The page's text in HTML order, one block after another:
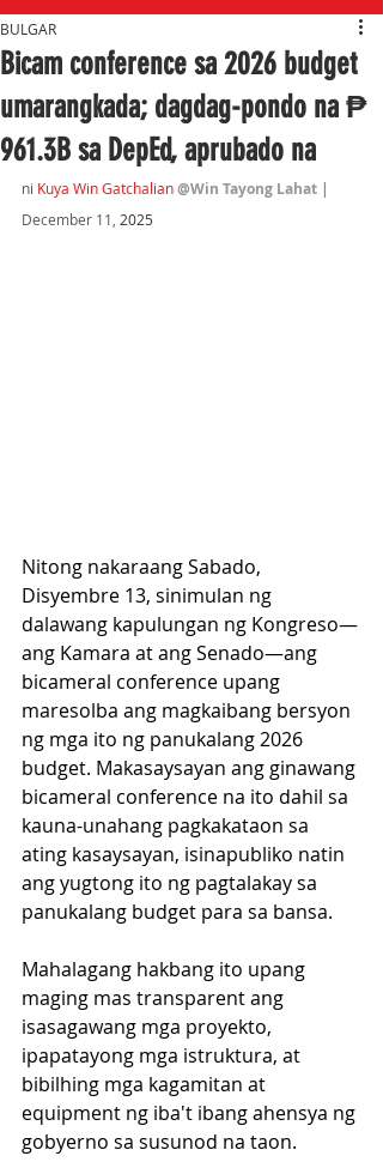
Bicam conference sa 2026 budget
umarangkada; dagdag-pondo na ₱
961.3B sa DepEd, aprubado na
BULGAR
ni Kuya Win Gatchalian@Win Tayong Lahat |
December 11, 2025
Nitong nakaraang Sabado,
Disyembre 13, sinimulan ng
dalawang kapulungan ng Kongreso—
ang Kamara at ang Senado—ang
bicameral conference upang
maresolba ang magkaibang bersyon
ng mga ito ng panukalang 2026
budget. Makasaysayan ang ginawang
bicameral conference na ito dahil sa
kauna-unahang pagkakataon sa
ating kasaysayan, isinapubliko natin
ang yugtong ito ng pagtalakay sa
panukalang budget para sa bansa.
Mahalagang hakbang ito upang
maging mas transparent ang
isasagawang mga proyekto,
ipapatayong mga istruktura, at
bibilhing mga kagamitan at
equipment ng iba't ibang ahensya ng
gobyerno sa susunod na taon.